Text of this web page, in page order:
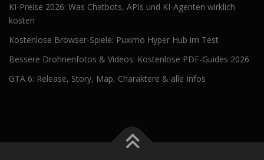
KI-Preise 2026: Was Chatbots, APIs und KI-Agenten wirklich
kosten
Kostenlose Browser-Spiele: Puximo Hyper Hub im Test
Bessere Drohnenfotos & Videos: Kostenlose PDF-Guides 2026
GTA 6: Release, Story, Map, Charaktere & alle Infos